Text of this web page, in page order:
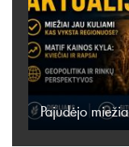
Pajudėjo